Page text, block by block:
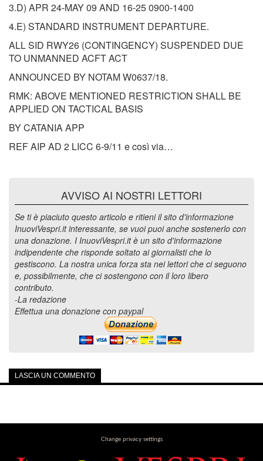
3.D) APR 24-MAY 09 AND 16-25 0900-1400
4.E) STANDARD INSTRUMENT DEPARTURE.
ALL SID RWY26 (CONTINGENCY) SUSPENDED DUE
TO UNMANNED ACFT ACT
ANNOUNCED BY NOTAM W0637/18.
RMK: ABOVE MENTIONED RESTRICTION SHALL BE
APPLIED ON TACTICAL BASIS
BY CATANIA APP
REF AIP AD 2 LICC 6-9/11 e così via…
AVVISO AI NOSTRI LETTORI
Se ti è piaciuto questo articolo e ritieni il sito d'informazione
InuoviVespri.it interessante, se vuoi puoi anche sostenerlo con
una donazione. I InuoviVespri.it è un sito d'informazione
indipendente che risponde soltato ai giornalisti che lo
gestiscono. La nostra unica forza sta nei lettori che ci seguono
e, possibilmente, che ci sostengono con il loro libero
contributo.
-La redazione
Effettua una donazione con paypal
LASCIA UN COMMENTO
Change privacy settings